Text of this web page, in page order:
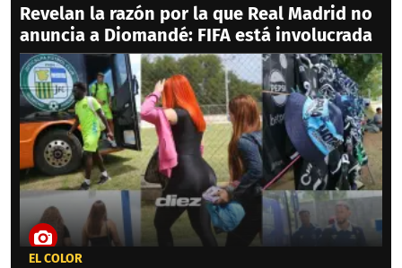
Revelan la razón por la que Real Madrid no
anuncia a Diomandé: FIFA está involucrada
EL COLOR